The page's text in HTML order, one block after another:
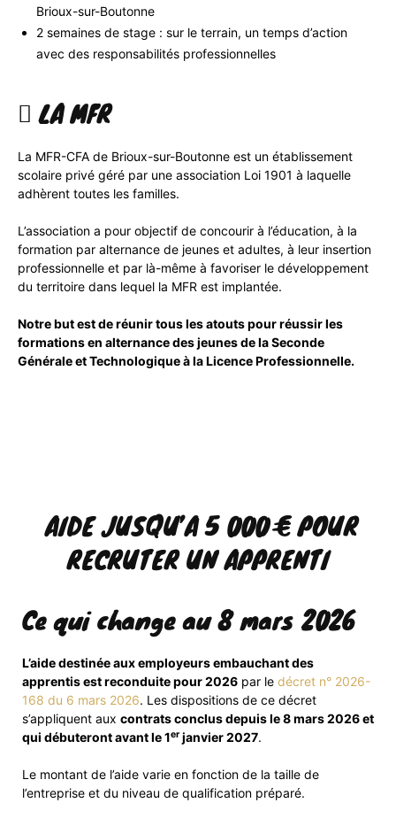
Brioux-sur-Boutonne
2 semaines de stage : sur le terrain, un temps d’action
avec des responsabilités professionnelles
LA MFR
La MFR-CFA de Brioux-sur-Boutonne est un établissement
scolaire privé géré par une association Loi 1901 à laquelle
adhèrent toutes les familles.
L’association a pour objectif de concourir à l’éducation, à la
formation par alternance de jeunes et adultes, à leur insertion
professionnelle et par là-même à favoriser le développement
du territoire dans lequel la MFR est implantée.
Notre but est de réunir tous les atouts pour réussir les
formations en alternance des jeunes de la Seconde
Générale et Technologique à la Licence Professionnelle.
AIDE JUSQU’A 5 000 € POUR
RECRUTER UN APPRENTI
Ce qui change au 8 mars 2026
L’aide destinée aux employeurs embauchant des
apprentis est reconduite pour 2026 par le décret n° 2026-
168 du 6 mars 2026. Les dispositions de ce décret
s’appliquent aux contrats conclus depuis le 8 mars 2026 et
qui débuteront avant le 1er janvier 2027.
Le montant de l’aide varie en fonction de la taille de
l’entreprise et du niveau de qualification préparé.